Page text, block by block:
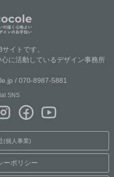
イトです。
に活動しているデザイン事務所
/ 070-8987-5881
SNS
(個人事業)
ーポリシー